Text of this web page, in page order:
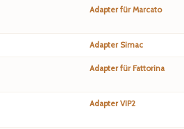
Adapter für Marcato
Adapter Simac
Adapter für Fattorina
Adapter VIP2